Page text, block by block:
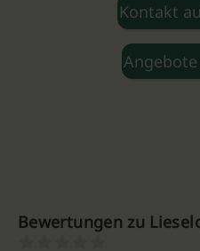
Kontakt
Bewertungen zu